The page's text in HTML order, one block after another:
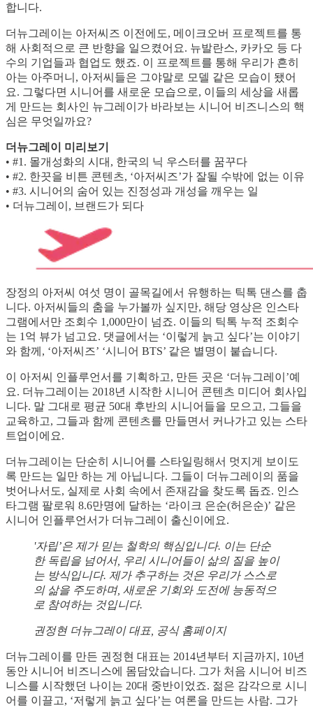
합니다.
더뉴그레이는 아저씨즈 이전에도, 메이크오버 프로젝트를 통
해 사회적으로 큰 반향을 일으켰어요. 뉴발란스, 카카오 등 다
수의 기업들과 협업도 했죠. 이 프로젝트를 통해 우리가 흔히
아는 아주머니, 아저씨들은 그야말로 모델 같은 모습이 됐어
요. 그렇다면 시니어를 새로운 모습으로, 이들의 세상을 새롭
게 만드는 회사인 뉴그레이가 바라보는 시니어 비즈니스의 핵
심은 무엇일까요?
더뉴그레이 미리보기
• #1. 몰개성화의 시대, 한국의 닉 우스터를 꿈꾸다
• #2. 한끗을 비튼 콘텐츠, ‘아저씨즈’가 잘될 수밖에 없는 이유
• #3. 시니어의 숨어 있는 진정성과 개성을 깨우는 일
• 더뉴그레이, 브랜드가 되다
장정의 아저씨 여섯 명이 골목길에서 유행하는 틱톡 댄스를 춥
니다. 아저씨들의 춤을 누가볼까 싶지만, 해당 영상은 인스타
그램에서만 조회수 1,000만이 넘죠. 이들의 틱톡 누적 조회수
는 1억 뷰가 넘고요. 댓글에서는 ‘이렇게 늙고 싶다’는 이야기
와 함께, ‘아저씨즈’ ‘시니어 BTS’ 같은 별명이 붙습니다.
이 아저씨 인플루언서를 기획하고, 만든 곳은 ‘더뉴그레이’예
요. 더뉴그레이는 2018년 시작한 시니어 콘텐츠 미디어 회사입
니다. 말 그대로 평균 50대 후반의 시니어들을 모으고, 그들을
교육하고, 그들과 함께 콘텐츠를 만들면서 커나가고 있는 스타
트업이에요.
더뉴그레이는 단순히 시니어를 스타일링해서 멋지게 보이도
록 만드는 일만 하는 게 아닙니다. 그들이 더뉴그레이의 품을
벗어나서도, 실제로 사회 속에서 존재감을 찾도록 돕죠. 인스
타그램 팔로워 8.6만명에 달하는 ‘라이크 은순(허은순)’ 같은
시니어 인플루언서가 더뉴그레이 출신이에요.
'자립’은 제가 믿는 철학의 핵심입니다. 이는 단순
한 독립을 넘어서, 우리 시니어들이 삶의 질을 높이
는 방식입니다. 제가 추구하는 것은 우리가 스스로
의 삶을 주도하며, 새로운 기회와 도전에 능동적으
로 참여하는 것입니다.
권정현 더뉴그레이 대표, 공식 홈페이지
더뉴그레이를 만든 권정현 대표는 2014년부터 지금까지, 10년
동안 시니어 비즈니스에 몸담았습니다. 그가 처음 시니어 비즈
니스를 시작했던 나이는 20대 중반이었죠. 젊은 감각으로 시니
어를 이끌고, ‘저렇게 늙고 싶다’는 여론을 만드는 사람. 그가